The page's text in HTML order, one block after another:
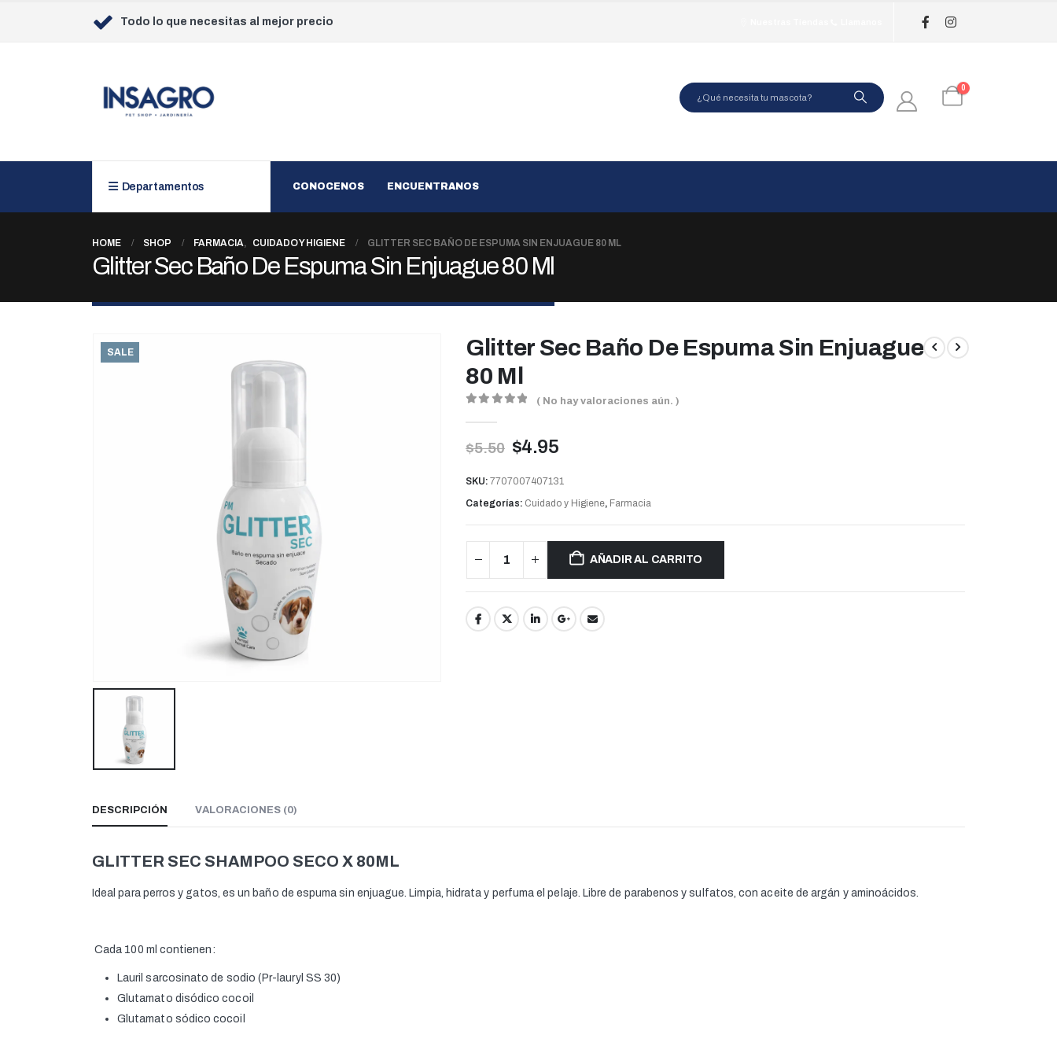
Todo lo que necesitas al mejor precio
0
Departamentos CONOCENOS ENCUENTRANOS
HOME SHOP FARMACIA, CUIDADO Y HIGIENE GLITTER SEC BAÑO DE ESPUMA SIN ENJUAGUE 80 ML
Glitter Sec Baño De Espuma Sin Enjuague 80 Ml
SALE
Glitter Sec Baño De Espuma Sin Enjuague
80 Ml
( No hay valoraciones aún. )
$5.50 $4.95
SKU: 7707007407131
Categorías: Cuidado y Higiene, Farmacia
AÑADIR AL CARRITO
DESCRIPCIÓN VALORACIONES (0)
GLITTER SEC SHAMPOO SECO X 80ML
Ideal para perros y gatos, es un baño de espuma sin enjuague. Limpia, hidrata y perfuma el pelaje. Libre de parabenos y sulfatos, con aceite de argán y aminoácidos.
Cada 100 ml contienen:
Lauril sarcosinato de sodio (Pr-lauryl SS 30)
Glutamato disódico cocoil
Glutamato sódico cocoil